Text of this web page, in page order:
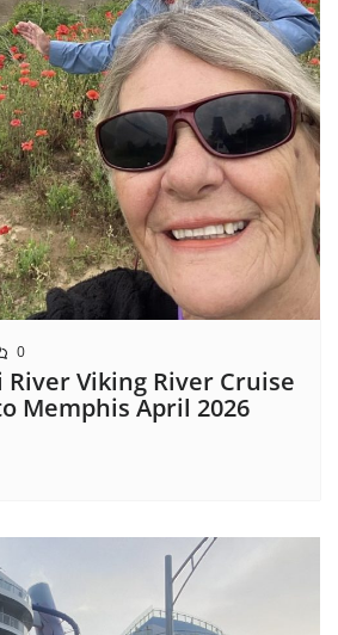
0
River Viking River Cruise
Memphis April 2026